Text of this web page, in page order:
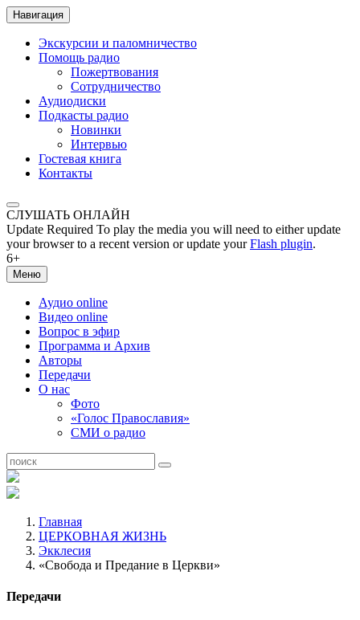
Навигация
Экскурсии и паломничество
Помощь радио
Пожертвования
Сотрудничество
Аудиодиски
Подкасты радио
Новинки
Интервью
Гостевая книга
Контакты
СЛУШАТЬ ОНЛАЙН
Update Required To play the media you will need to either update
your browser to a recent version or update yourFlash plugin.
6+
Меню
Аудио online
Видео online
Вопрос в эфир
Программа и Архив
Авторы
Передачи
О нас
Фото
«Голос Православия»
СМИ о радио
Главная
ЦЕРКОВНАЯ ЖИЗНЬ
Экклесия
«Свобода и Предание в Церкви»
Передачи